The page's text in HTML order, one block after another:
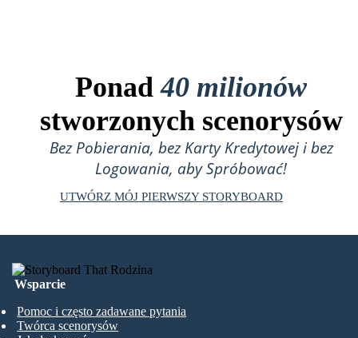
Ponad40 milionów
stworzonych scenorysów
Bez Pobierania, bez Karty Kredytowej i bez
Logowania, aby Spróbować!
UTWÓRZ MÓJ PIERWSZY STORYBOARD
Wsparcie
Pomoc i często zadawane pytania
Twórca scenorysów